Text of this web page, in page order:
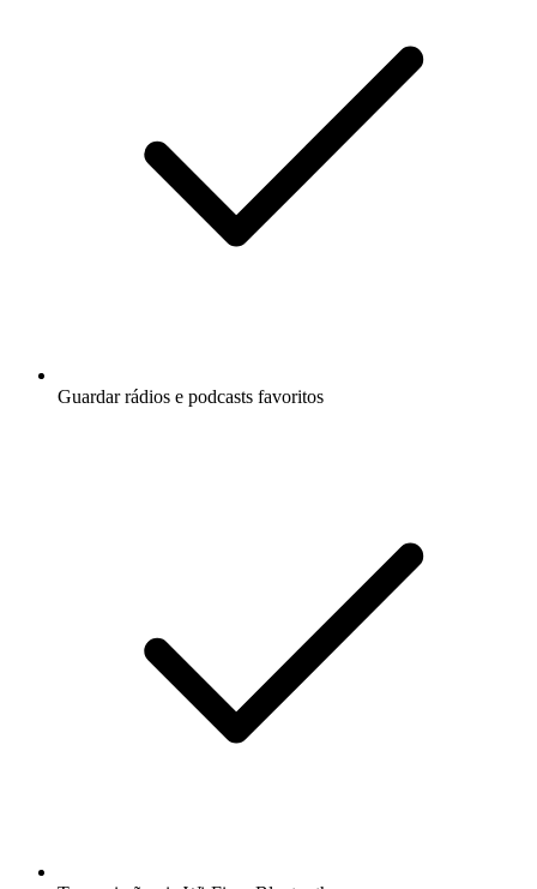
Guardar rádios e podcasts favoritos